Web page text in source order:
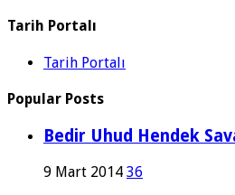
Tarih Portalı
Tarih Portalı
Popular Posts
Bedir Uhud Hendek
9 Mart 2014 36